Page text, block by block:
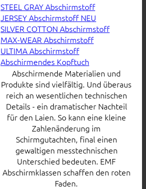
STEEL GRAY Abschirmstoff
JERSEY Abschirmstoff
SILVER COTTON Abschirmstoff
MAX-WEAR Abschirmstoff
ULTIMA Abschirmstoff
Abschirmendes Kopftuch
Abschirmende Materialien und
Produkte sind vielfältig. Und überaus
reich an wesentlichen technischen
Details - ein dramatischer Nachteil
für den Laien. So kann eine kleine
Zahlenänderung im
Schirmgutachten, final einen
gewaltigen messtechnischen
Unterschied bedeuten. EMF
Abschirmklassen schaffen den roten
Faden.